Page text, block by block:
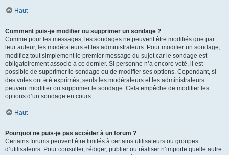
Haut
Comment puis-je modifier ou supprimer un sondage ?
Comme pour les messages, les sondages ne peuvent être modifiés que par
leur auteur, les modérateurs et les administrateurs. Pour modifier un sondage,
modifiez tout simplement le premier message du sujet car le sondage est
obligatoirement associé à ce dernier. Si personne n’a encore voté, il est
possible de supprimer le sondage ou de modifier ses options. Cependant, si
des votes ont été exprimés, seuls les modérateurs et les administrateurs
peuvent modifier ou supprimer le sondage. Cela empêche de modifier les
options d’un sondage en cours.
Haut
Pourquoi ne puis-je pas accéder à un forum ?
Certains forums peuvent être limités à certains utilisateurs ou groupes
d’utilisateurs. Pour consulter, rédiger, publier ou réaliser n’importe quelle autre